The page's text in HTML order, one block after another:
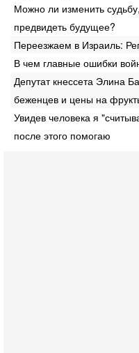
Можно ли изменить
предвидеть будущее?
Переезжаем в Израиль:
В чем главные ошибки
Депутат кнессета Элина
беженцев и цены на
Увидев человека я
после этого помогаю